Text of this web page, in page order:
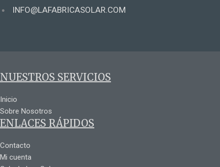
INFO@LAFABRICASOLAR.COM
NUESTROS SERVICIOS
Inicio
Sobre Nosotros
ENLACES RÁPIDOS
Contacto
Mi cuenta